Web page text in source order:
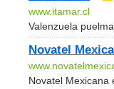
www.itamar.cl
Valenzuela
Novatel
Novatel Mexicana